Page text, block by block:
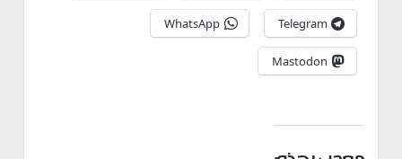
Telegram
WhatsApp
Mastodon